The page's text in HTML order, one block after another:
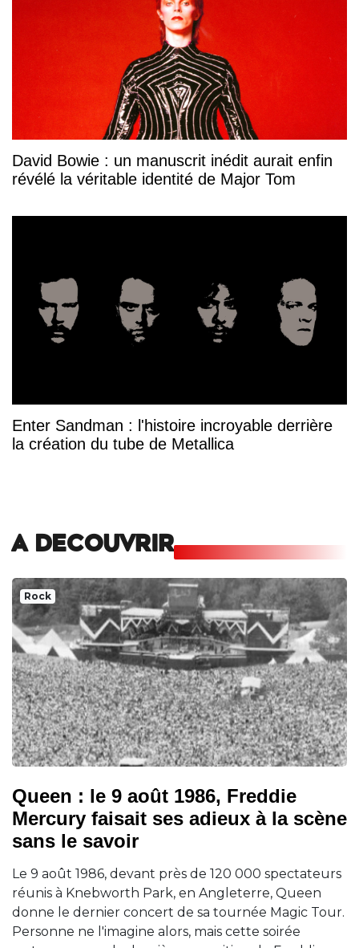
David Bowie : un manuscrit inédit aurait enfin
révélé la véritable identité de Major Tom
Enter Sandman : l'histoire incroyable derrière
la création du tube de Metallica
A DECOUVRIR
Rock
Queen : le 9 août 1986, Freddie
Mercury faisait ses adieux à la scène
sans le savoir
Le 9 août 1986, devant près de 120 000 spectateurs
réunis à Knebworth Park, en Angleterre, Queen
donne le dernier concert de sa tournée Magic Tour.
Personne ne l'imagine alors, mais cette soirée